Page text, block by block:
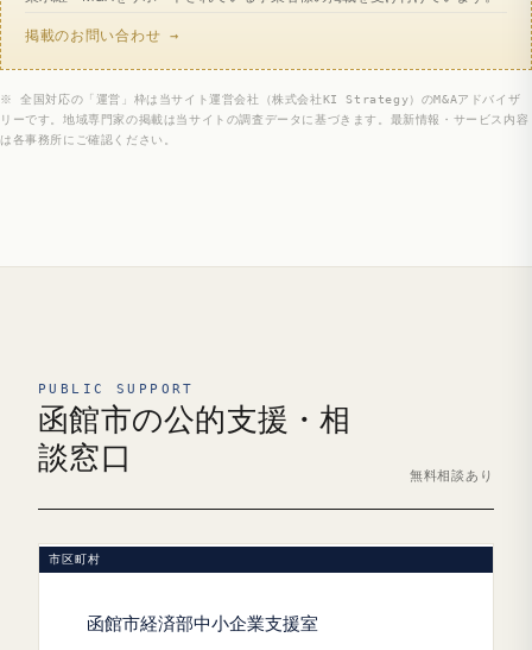
掲載のお問い合わせ →
※ 全国対応の「運営」枠は当サイト運営会社（株式会社KI Strategy）のM&Aアドバイザ
リーです。地域専門家の掲載は当サイトの調査データに基づきます。最新情報・サービス内容
は各事務所にご確認ください。
PUBLIC SUPPORT
函館市の公的支援・相
談窓口
無料相談あり
市区町村
函館市経済部中小企業支援室